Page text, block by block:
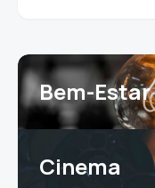
Bem-Estar
Cinema